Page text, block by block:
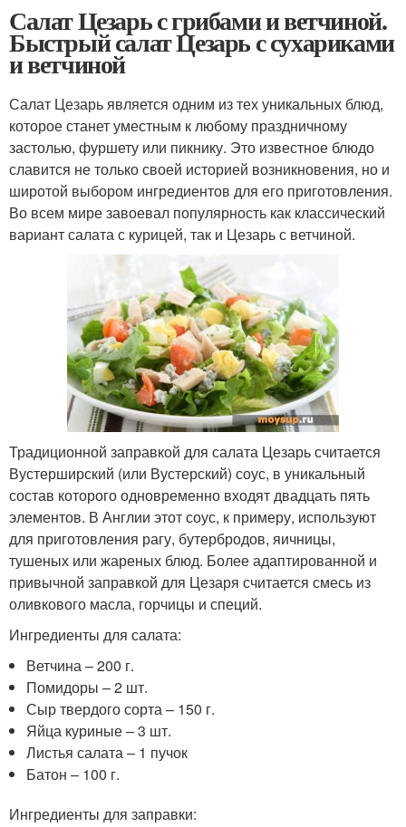
Салат Цезарь с грибами и ветчиной.
Быстрый салат Цезарь с сухариками
и ветчиной
Салат Цезарь является одним из тех уникальных блюд,
которое станет уместным к любому праздничному
застолью, фуршету или пикнику. Это известное блюдо
славится не только своей историей возникновения, но и
широтой выбором ингредиентов для его приготовления.
Во всем мире завоевал популярность как классический
вариант салата с курицей, так и Цезарь с ветчиной.
Традиционной заправкой для салата Цезарь считается
Вустерширский (или Вустерский) соус, в уникальный
состав которого одновременно входят двадцать пять
элементов. В Англии этот соус, к примеру, используют
для приготовления рагу, бутербродов, яичницы,
тушеных или жареных блюд. Более адаптированной и
привычной заправкой для Цезаря считается смесь из
оливкового масла, горчицы и специй.
Ингредиенты для салата:
Ветчина – 200 г.
Помидоры – 2 шт.
Сыр твердого сорта – 150 г.
Яйца куриные – 3 шт.
Листья салата – 1 пучок
Батон – 100 г.
Ингредиенты для заправки: